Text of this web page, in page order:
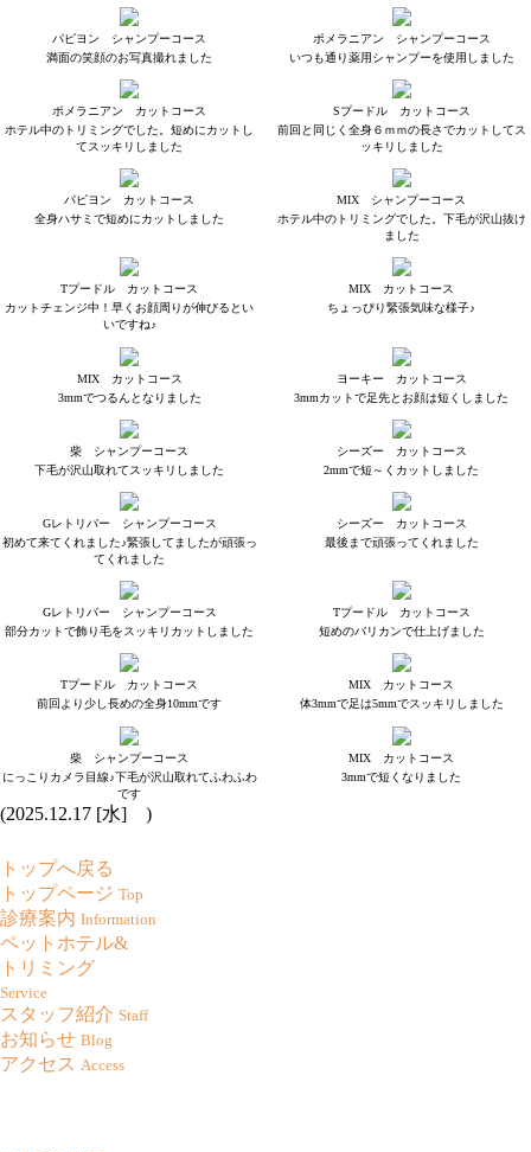
パピヨン シャンプーコース
満面の笑顔のお写真撮れました
ポメラニアン シャンプーコース
いつも通り薬用シャンプーを使用しました
ポメラニアン カットコース
ホテル中のトリミングでした。短めにカットし
てスッキリしました
Sプードル カットコース
前回と同じく全身６ｍｍの長さでカットしてス
ッキリしました
パピヨン カットコース
全身ハサミで短めにカットしました
MIX シャンプーコース
ホテル中のトリミングでした。下毛が沢山抜け
ました
Tプードル カットコース
カットチェンジ中！早くお顔周りが伸びるとい
いですね♪
MIX カットコース
ちょっぴり緊張気味な様子♪
MIX カットコース
3mmでつるんとなりました
ヨーキー カットコース
3mmカットで足先とお顔は短くしました
柴 シャンプーコース
下毛が沢山取れてスッキリしました
シーズー カットコース
2mmで短～くカットしました
Gレトリバー シャンプーコース
初めて来てくれました♪緊張してましたが頑張っ
てくれました
シーズー カットコース
最後まで頑張ってくれました
Gレトリバー シャンプーコース
部分カットで飾り毛をスッキリカットしました
Tプードル カットコース
短めのバリカンで仕上げました
Tプードル カットコース
前回より少し長めの全身10mmです
MIX カットコース
体3mmで足は5mmでスッキリしました
柴 シャンプーコース
にっこりカメラ目線♪下毛が沢山取れてふわふわ
です
MIX カットコース
3mmで短くなりました
(2025.12.17 [水] )
トップへ戻る
トップページ Top
診療案内 Information
ペットホテル&
トリミング
Service
スタッフ紹介 Staff
お知らせ Blog
アクセス Access